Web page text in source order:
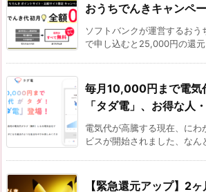
おうちでんきキャンペ
ソフトバンクが運営するお
で申し込むと25,000円の還
毎月10,000円まで電気
「タダ電」、お得な人
電気代が高騰する現在、にわ
ビスが開始されました、なん
【緊急還元アップ】2